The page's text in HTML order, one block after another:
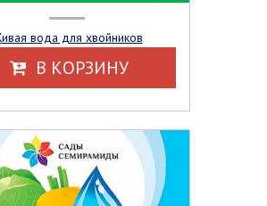
Живая вода для хвойников
В КОРЗИНУ